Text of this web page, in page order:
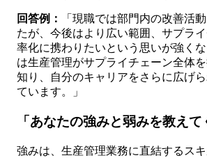
回答例：
「現職では部門内の改善活
たが、今後はより広い範囲、サプラ
率化に携わりたいという思いが強く
は生産管理がサプライチェーン全体
知り、自分のキャリアをさらに広げ
ています。」
「あなたの強みと弱みを教えて
強みは、生産管理業務に直結するス